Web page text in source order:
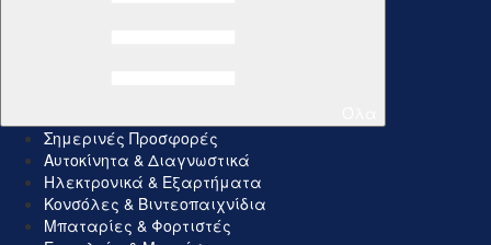
Σημερινές Προσφορές
Αυτοκίνητα & Διαγνωστικά
Ηλεκτρονικά & Εξαρτήματα
Κονσόλες & Βιντεοπαιχνίδια
Μπαταρίες & Φορτιστές